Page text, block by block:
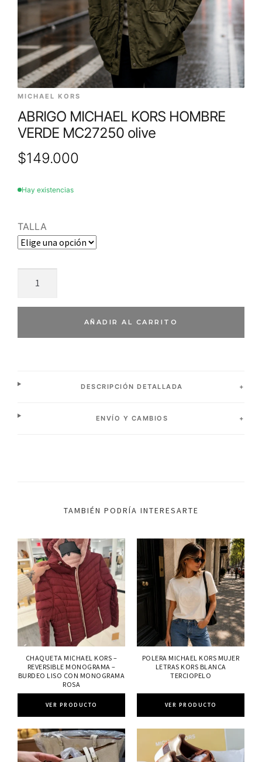
MICHAEL KORS
ABRIGO MICHAEL KORS HOMBRE
VERDE MC27250 olive
$149.000
Hay existencias
TALLA
AÑADIR AL CARRITO
DESCRIPCIÓN DETALLADA
ENVÍO Y CAMBIOS
TAMBIÉN PODRÍA INTERESARTE
CHAQUETA MICHAEL KORS –
REVERSIBLE MONOGRAMA –
BURDEO LISO CON MONOGRAMA
ROSA
VER PRODUCTO
POLERA MICHAEL KORS MUJER
LETRAS KORS BLANCA
TERCIOPELO
VER PRODUCTO